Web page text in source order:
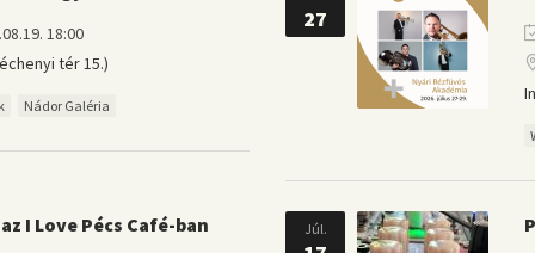
18:00
tér 15.)
Nádor Galéria
27
I Love Pécs Café-ban Júl.